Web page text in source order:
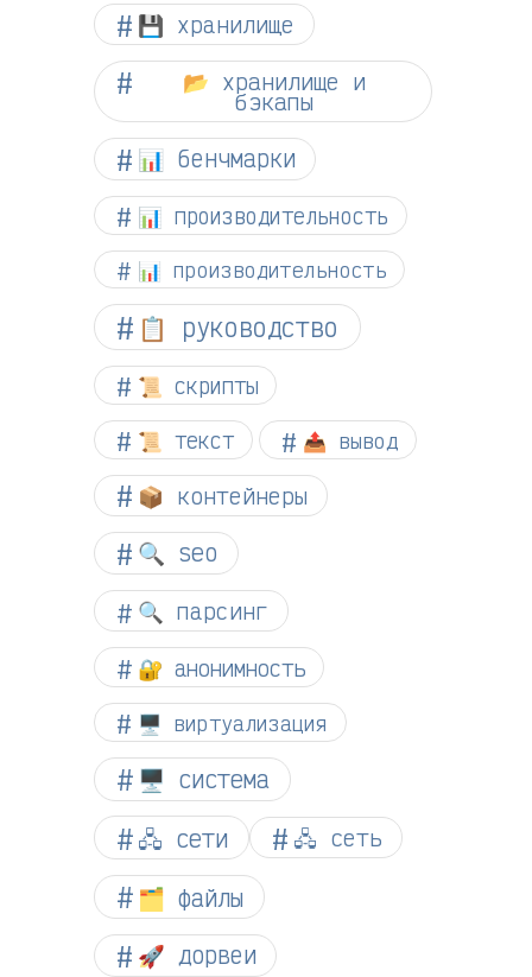
💾 хранилище
📂 хранилище и
бэкапы
📊 бенчмарки
📊 производительность
📊 производительность
📋 руководство
📜 скрипты
📜 текст 📤 вывод
📦 контейнеры
🔍 seo
🔍 парсинг
🔐 анонимность
🖥️ виртуализация
🖥️ система
🖧 сети
🖧 сеть
🗂️ файлы
🚀 дорвеи